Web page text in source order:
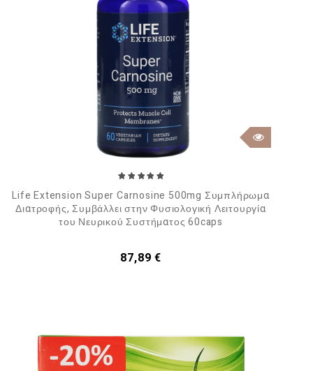
Life Extension Super Carnosine 500mg Συμπλήρωμα
Διατροφής, Συμβάλλει στην Φυσιολογική Λειτουργία
του Νευρικού Συστήματος 60caps
Τιμή
87,89 €